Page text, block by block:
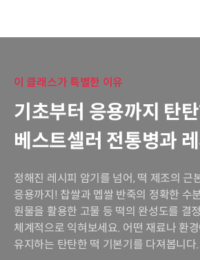
이 클래스가 특별한 이유
기초부터 응용까지 탄
베스트셀러 전통병과 레
정해진 레시피 암기를 넘어, 떡 제조의 근
응용까지! 찹쌀과 멥쌀 반죽의 정확한 수
원물을 활용한 고물 등 떡의 완성도를 결
체계적으로 익혀보세요. 어떤 재료나 환
유지하는 탄탄한 떡 기본기를 다져봅니다.